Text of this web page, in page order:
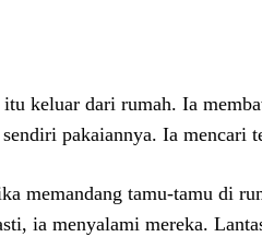
keluar dari rumah. Ia
pakaiannya. Ia mencari
memandang tamu-tamu di
ia menyalami mereka.